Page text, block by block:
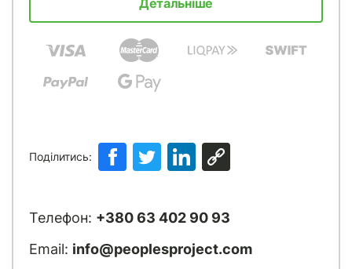
Детальніше
Поділитись:
Телефон: +380 63 402 90 93
Email: info@peoplesproject.com